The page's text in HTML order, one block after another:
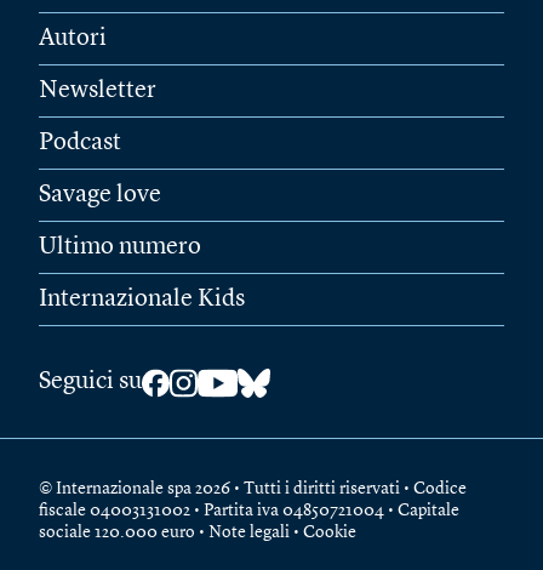
Autori
Newsletter
Podcast
Savage love
Ultimo numero
Internazionale Kids
Seguici su
© Internazionale spa 2026 • Tutti i diritti riservati • Codice
fiscale 04003131002 • Partita iva 04850721004 • Capitale
sociale 120.000 euro • Note legali • Cookie